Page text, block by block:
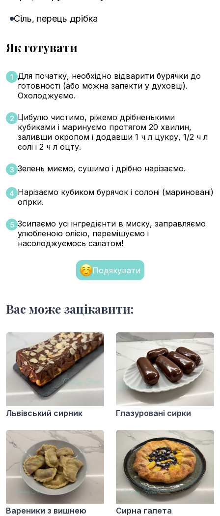
Сіль, перець дрібка
Як готувати
1 Для початку, необхідно відварити бурячки до
готовності (або можна запекти у духовці).
Охолоджуємо.
2 Цибулю чистимо, ріжемо дрібненькими
кубиками і маринуємо протягом 20 хвилин,
заливши окропом і додавши 1 ч л цукру, 1/2 ч л
солі і 2 ч л оцту.
3 Зелень миємо, сушимо і дрібно нарізаємо.
4 Нарізаємо кубиком бурячок і солоні (мариновані)
огірки.
5 Зсипаємо усі інгредієнти в миску, заправляємо
улюбленою олією, перемішуємо і
насолоджуємось салатом!
Подякувати
Вас може зацікавити:
Львівський сирник Глазуровані сирки
Вареники з вишнею Сирна галета